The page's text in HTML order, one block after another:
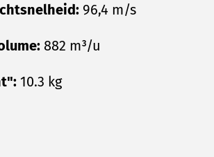
96,4 m/s
882 m³/u
10.3 kg